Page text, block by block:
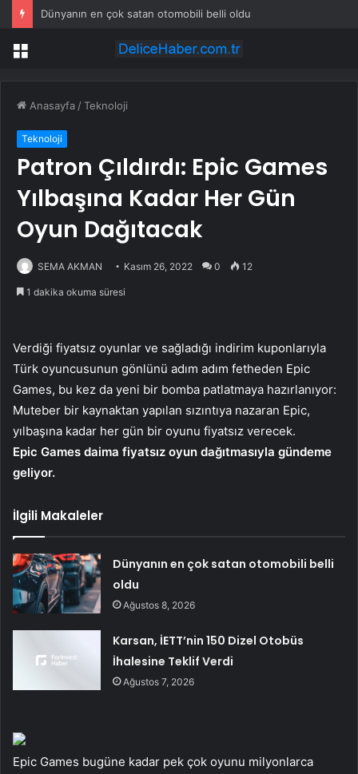
Dünyanın en çok satan otomobili belli oldu
Menü
Anasayfa /Teknoloji
Teknoloji
Patron Çıldırdı: Epic Games
Yılbaşına Kadar Her Gün
Oyun Dağıtacak
SEMA AKMAN Kasım 26, 2022 0 12
1 dakika okuma süresi
Verdiği fiyatsız oyunlar ve sağladığı indirim kuponlarıyla
Türk oyuncusunun gönlünü adım adım fetheden Epic
Games, bu kez da yeni bir bomba patlatmaya hazırlanıyor:
Muteber bir kaynaktan yapılan sızıntıya nazaran Epic,
yılbaşına kadar her gün bir oyunu fiyatsız verecek.
Epic Games daima fiyatsız oyun dağıtmasıyla gündeme
geliyor.
İlgili Makaleler
Dünyanın en çok satan otomobili belli
oldu
Ağustos 8, 2026
Karsan, İETT’nin 150 Dizel Otobüs
İhalesine Teklif Verdi
Ağustos 7, 2026
Epic Games bugüne kadar pek çok oyunu milyonlarca